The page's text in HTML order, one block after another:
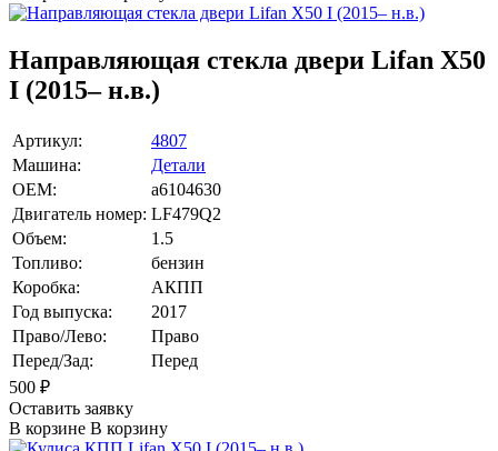
Направляющая стекла двери Lifan X50
I (2015– н.в.)
Артикул:
4807
Машина:
Детали
OEM:
a6104630
Двигатель номер: LF479Q2
Объем:
1.5
Топливо:
бензин
Коробка:
АКПП
Год выпуска:
2017
Право/Лево:
Право
Перед/Зад:
Перед
500 ₽
Оставить заявку
В корзине В корзину